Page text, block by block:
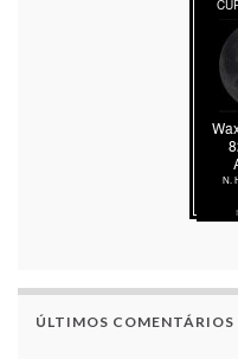
ÚLTIMOS COMENTÁRIOS